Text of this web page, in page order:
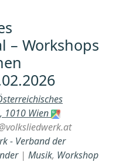
– Workshops
1010 Wien
- Verband der
| Musik, Workshop